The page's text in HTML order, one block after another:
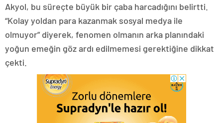
Akyol, bu süreçte büyük bir çaba harcadığını belirtti.
“Kolay yoldan para kazanmak sosyal medya ile
olmuyor” diyerek, fenomen olmanın arka planındaki
yoğun emeğin göz ardı edilmemesi gerektiğine dikkat
çekti.